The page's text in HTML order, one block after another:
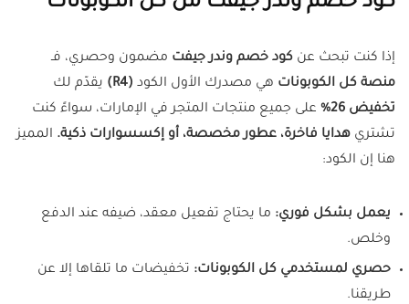
إذا كنت تبحث عن كود خصم وندر جيفت مضمون وحصري، فـ
منصة كل الكوبونات هي مصدرك الأول الكود (R4)
يقدّم لك
تخفيض 26%
على جميع منتجات المتجر في الإمارات، سواءً كنت
تشتري هدايا فاخرة، عطور مخصصة، أو إكسسوارات ذكية. المميز
هنا إن الكود:
يعمل بشكل فوري: ما يحتاج تفعيل معقد، ضيفه عند الدفع
وخلص.
حصري لمستخدمي كل الكوبونات: تخفيضات ما تلقاها إلا عن
طريقنا.